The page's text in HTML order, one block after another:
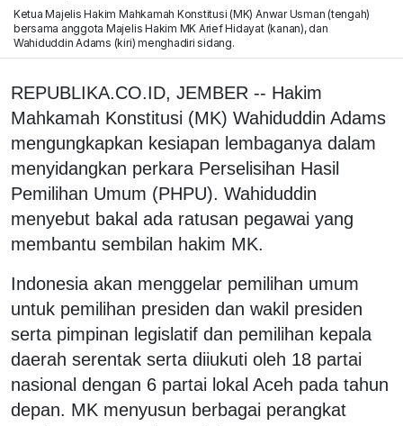
Ketua Majelis Hakim Mahkamah Konstitusi (MK) Anwar Usman (tengah)
bersama anggota Majelis Hakim MK Arief Hidayat (kanan), dan
Wahiduddin Adams (kiri) menghadiri sidang.
REPUBLIKA.CO.ID, JEMBER -- Hakim
Mahkamah Konstitusi (MK) Wahiduddin Adams
mengungkapkan kesiapan lembaganya dalam
menyidangkan perkara Perselisihan Hasil
Pemilihan Umum (PHPU). Wahiduddin
menyebut bakal ada ratusan pegawai yang
membantu sembilan hakim MK.
Indonesia akan menggelar pemilihan umum
untuk pemilihan presiden dan wakil presiden
serta pimpinan legislatif dan pemilihan kepala
daerah serentak serta diiukuti oleh 18 partai
nasional dengan 6 partai lokal Aceh pada tahun
depan. MK menyusun berbagai perangkat